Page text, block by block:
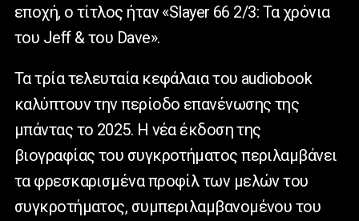
εποχή, ο τίτλος ήταν «Slayer 66 2/3: Τα χρόνια
του Jeff & του Dave».
Τα τρία τελευταία κεφάλαια του audiobook
καλύπτουν την περίοδο επανένωσης της
μπάντας το 2025. Η νέα έκδοση της
βιογραφίας του συγκροτήματος περιλαμβάνει
τα φρεσκαρισμένα προφίλ των μελών του
συγκροτήματος, συμπεριλαμβανομένου του